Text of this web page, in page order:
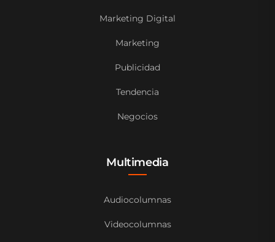
Marketing Digital
Marketing
Publicidad
Tendencia
Negocios
Multimedia
Audiocolumnas
Videocolumnas